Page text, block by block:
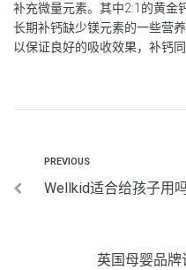
补充微量元素。其中2:1的黄金
长期补钙缺少镁元素的一些营
以保证良好的吸收效果，补钙
PREVIOUS
Wellkid适合给孩子用
英国母婴品牌